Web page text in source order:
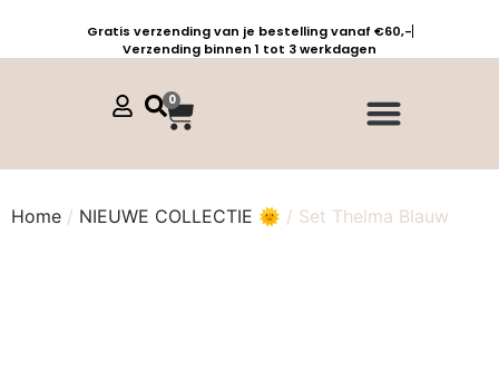
Gratis verzending van je bestelling vanaf €60,-
Verzending binnen 1 tot 3 werkdagen
0
Home / NIEUWE COLLECTIE 🌞 / Set Thelma Blauw